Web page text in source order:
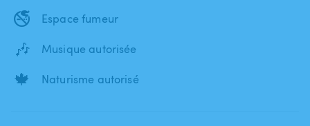
🚭 Espace fumeur
🎶 Musique autorisée
🍁 Naturisme autorisé